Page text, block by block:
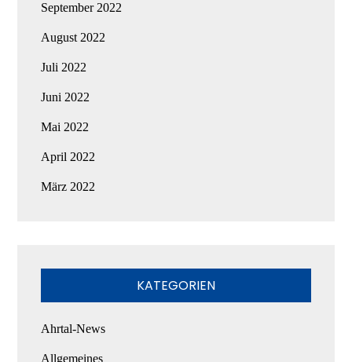
September 2022
August 2022
Juli 2022
Juni 2022
Mai 2022
April 2022
März 2022
KATEGORIEN
Ahrtal-News
Allgemeines